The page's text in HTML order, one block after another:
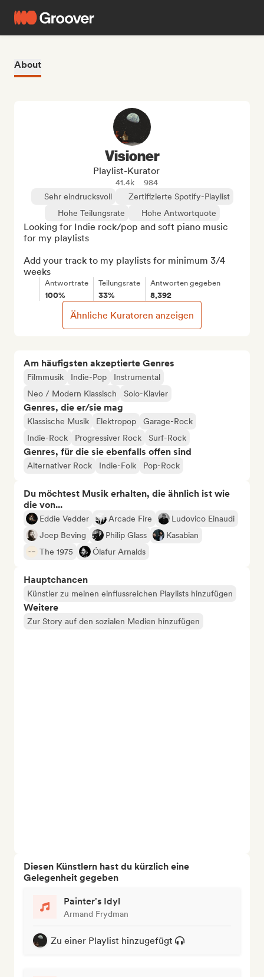
About
Am häufigsten akzeptierte Genres
Filmmusik Indie-Pop
Instrumental
Neo / Modern Klassisch
Solo-Klavier
Genres, die er/sie mag
Klassische Musik Elektropop
Garage-Rock
Indie-Rock
Progressiver Rock Surf-Rock
Genres, für die sie ebenfalls offen sind
Alternativer Rock Indie-Folk Pop-Rock
Du möchtest Musik erhalten, die ähnlich ist wie
die von...
Eddie Vedder Arcade Fire
Ludovico Einaudi
Joep Beving
Philip Glass
Kasabian
The 1975
Ólafur Arnalds
Hauptchancen
Künstler zu meinen einflussreichen Playlists hinzufügen
Weitere
Zur Story auf den sozialen Medien hinzufügen
Diesen Künstlern hast du kürzlich eine
Gelegenheit gegeben
Painter's Idyl
Armand Frydman
Zu einer Playlist hinzugefügt
Visioner
Playlist-Kurator
41.4k
984
Sehr eindrucksvoll
Zertifizierte Spotify-Playlist
Hohe Teilungsrate
Hohe Antwortquote
Looking for Indie rock/pop and soft piano music
for my playlists
Add your track to my playlists for minimum 3/4
weeks
Antwortrate
100%
Teilungsrate
33%
Antworten gegeben
8,392
Ähnliche Kuratoren anzeigen